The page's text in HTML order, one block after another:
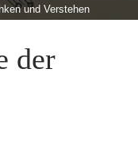
und Verstehen
der